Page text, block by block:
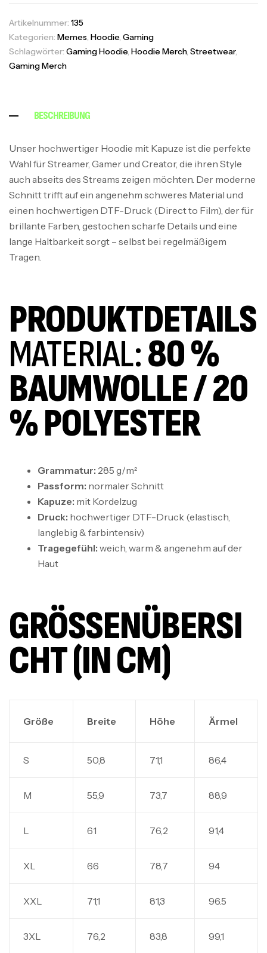
Artikelnummer: 135
Kategorien: Memes, Hoodie, Gaming
Schlagwörter: Gaming Hoodie, Hoodie Merch, Streetwear,
Gaming Merch
BESCHREIBUNG
Unser hochwertiger Hoodie mit Kapuze ist die perfekte
Wahl für Streamer, Gamer und Creator, die ihren Style
auch abseits des Streams zeigen möchten. Der moderne
Schnitt trifft auf ein angenehm schweres Material und
einen hochwertigen DTF-Druck (Direct to Film), der für
brillante Farben, gestochen scharfe Details und eine
lange Haltbarkeit sorgt – selbst bei regelmäßigem
Tragen.
PRODUKTDETAILS
MATERIAL:80 %
BAUMWOLLE / 20
% POLYESTER
Grammatur: 285 g/m²
Passform: normaler Schnitt
Kapuze: mit Kordelzug
Druck: hochwertiger DTF-Druck (elastisch,
langlebig & farbintensiv)
Tragegefühl: weich, warm & angenehm auf der
Haut
GRÖSSENÜBERSIC
HT (IN CM)
Größe Breite Höhe Ärmel
S 50,8 71,1 86,4
M 55,9 73,7 88,9
L 61 76,2 91,4
XL 66 78,7 94
XXL 71,1 81,3 96.5
3XL 76,2 83,8 99,1